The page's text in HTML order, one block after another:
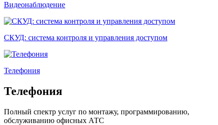
Видеонаблюдение
СКУД: система контроля и управления доступом
Телефония
Телефония
Полный спектр услуг по монтажу, программированию,
обслуживанию офисных АТС